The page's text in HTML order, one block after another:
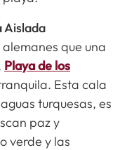
Aislada
que una
Playa de los
Esta cala
turquesas, es
paz y
verde y las